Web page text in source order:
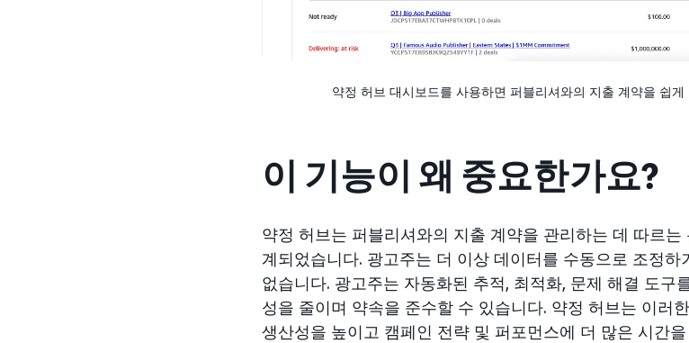
약정 허브 대시보드를 사용하면 퍼블리셔와의 지출 계약을 쉽
이 기능이 왜 중요한가요?
약정 허브는 퍼블리셔와의 지출 계약을 관리하는 데 따르
계되었습니다. 광고주는 더 이상 데이터를 수동으로 조정
없습니다. 광고주는 자동화된 추적, 최적화, 문제 해결 도구
성을 줄이며 약속을 준수할 수 있습니다. 약정 허브는 이러
생산성을 높이고 캠페인 전략 및 퍼포먼스에 더 많은 시간